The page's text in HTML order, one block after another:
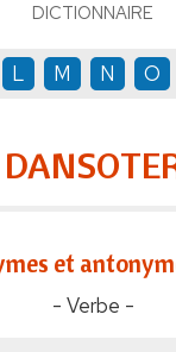
DICTIONNAIRE
L M N O
et
- Verbe -